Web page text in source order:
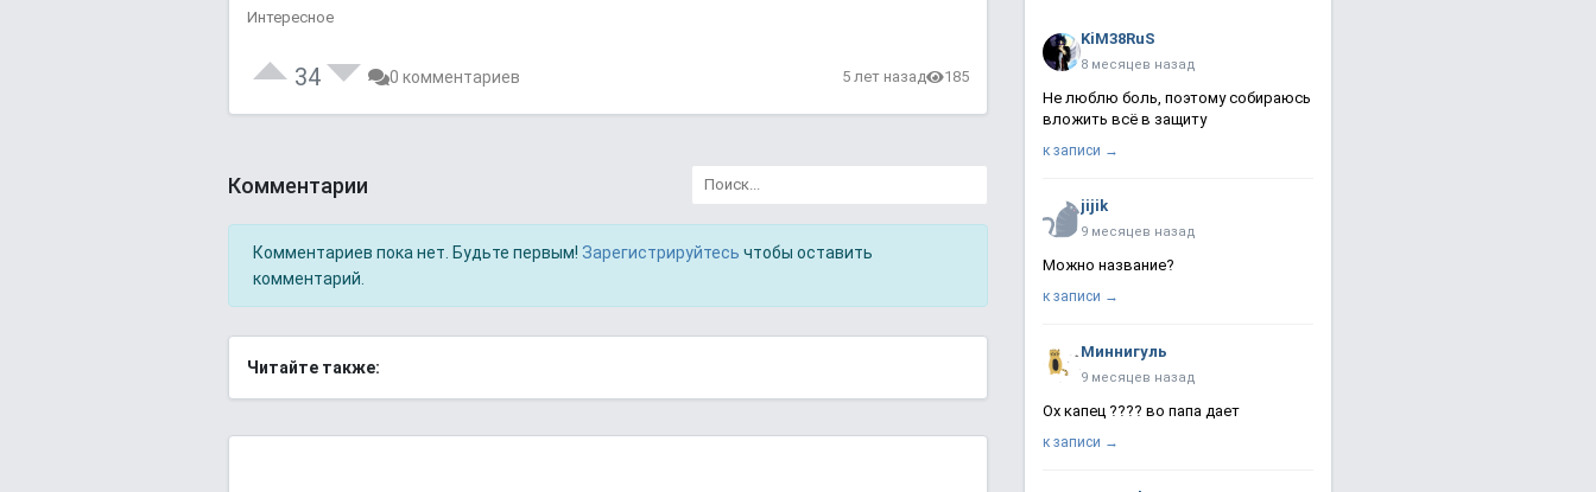
Интересное
34 0 комментариев 5 лет назад 185
Комментарии
Комментариев пока нет. Будьте первым! Зарегистрируйтесь чтобы оставить
комментарий.
Читайте также:
KiM38RuS
8 месяцев назад
Не люблю боль, поэтому собираюсь
вложить всё в защиту
к записи →
jijik
9 месяцев назад
Можно название?
к записи →
Миннигуль
9 месяцев назад
Ох капец ???? во папа дает
к записи →